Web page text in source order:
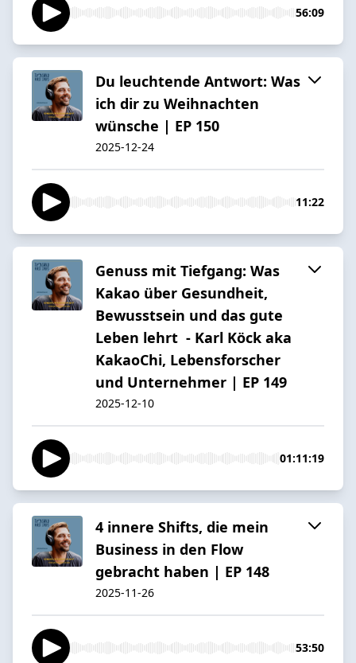
56:09
Du leuchtende Antwort: Was
ich dir zu Weihnachten
wünsche | EP 150
2025-12-24
11:22
Genuss mit Tiefgang: Was
Kakao über Gesundheit,
Bewusstsein und das gute
Leben lehrt - Karl Köck aka
KakaoChi, Lebensforscher
und Unternehmer | EP 149
2025-12-10
01:11:19
4 innere Shifts, die mein
Business in den Flow
gebracht haben | EP 148
2025-11-26
53:50